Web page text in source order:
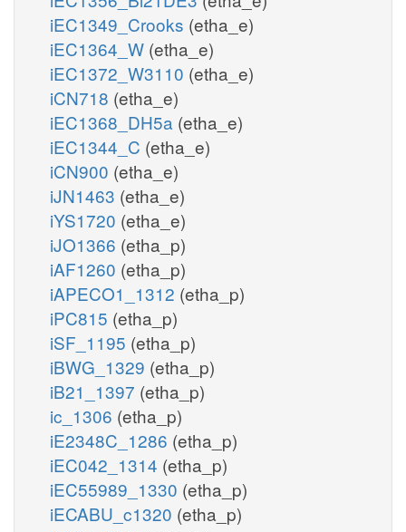
iEC1349_Crooks (etha_e)
iEC1364_W (etha_e)
iEC1372_W3110 (etha_e)
iCN718 (etha_e)
iEC1368_DH5a (etha_e)
iEC1344_C (etha_e)
iCN900 (etha_e)
iJN1463 (etha_e)
iYS1720 (etha_e)
iJO1366 (etha_p)
iAF1260 (etha_p)
iAPECO1_1312 (etha_p)
iPC815 (etha_p)
iSF_1195 (etha_p)
iBWG_1329 (etha_p)
iB21_1397 (etha_p)
ic_1306 (etha_p)
iE2348C_1286 (etha_p)
iEC042_1314 (etha_p)
iEC55989_1330 (etha_p)
iECABU_c1320 (etha_p)